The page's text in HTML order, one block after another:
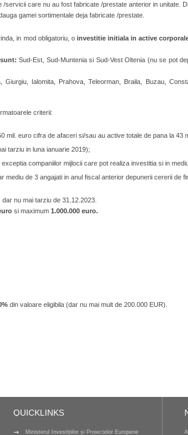
/servicii care nu au fost fabricate /prestate anterior in unitate.
gamei sortimentale deja fabricate /prestate.
in mod obligatoriu, o investitie initiala in active
sunt:Sud-Est, Sud-Muntenia si Sud-Vest Oltenia (nu se pot
Giurgiu, Ialomita, Prahova, Teleorman, Braila, Buzau,
criterii:
mil. euro cifra de afaceri si/sau au active totale de pana la 43
tarziu in luna ianuarie 2019);
companiilor mijlocii care pot realiza investitia si in
de 3 angajati in anul fiscal anterior depunerii cererii de
nu mai tarziu de 31.12.2023.
si maximum 1.000.000 euro.
din valoare eligibila (dar nu mai mult de 200.000 EUR).
QUICKLINKS
Ministerul Investițiilor și Proiectelor Europene